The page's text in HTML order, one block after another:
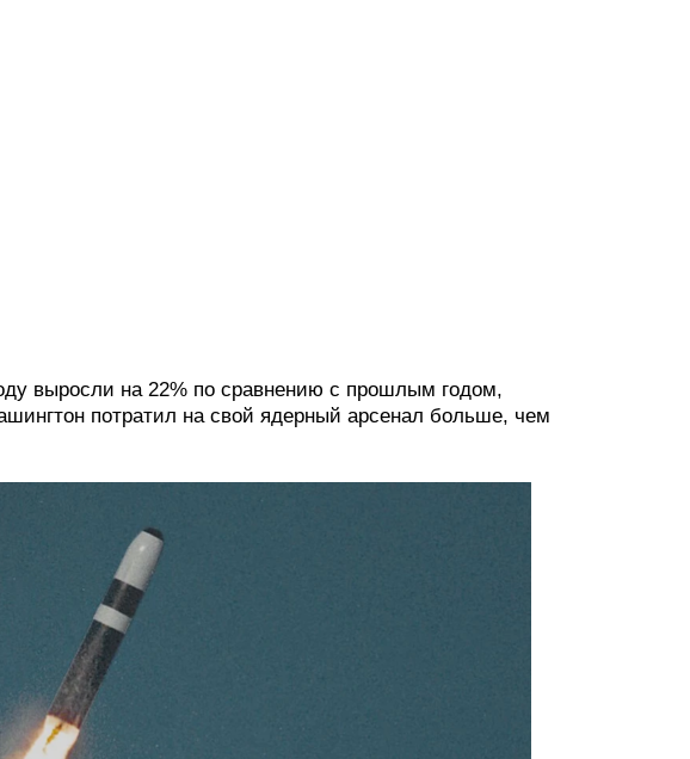
выросли на 22% по сравнению с прошлым годом,
потратил на свой ядерный арсенал больше, чем